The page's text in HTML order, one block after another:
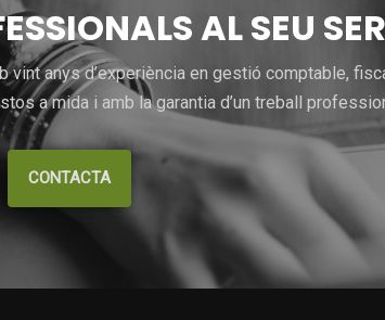
AL SEU
vint anys d’experiència en gestió comptable,
a mida i amb la garantia d’un treball
CONTACTA